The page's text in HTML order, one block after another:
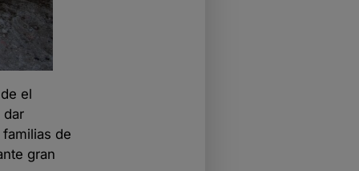
el
dar
de
gran